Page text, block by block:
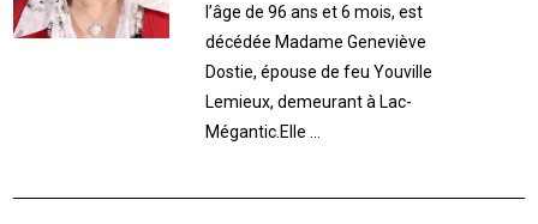
l’âge de 96 ans et 6 mois, est
décédée Madame Geneviève
Dostie, épouse de feu Youville
Lemieux, demeurant à Lac-
Mégantic.Elle ...